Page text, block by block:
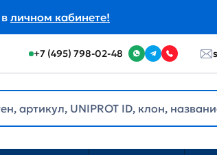
личном кабинете!
+7 (495) 798-02-48